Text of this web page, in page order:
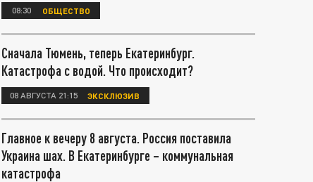
08:30 ОБЩЕСТВО
Сначала Тюмень, теперь Екатеринбург.
Катастрофа с водой. Что происходит?
08 АВГУСТА 21:15 ЭКСКЛЮЗИВ
Главное к вечеру 8 августа. Россия поставила
Украина шах. В Екатеринбурге – коммунальная
катастрофа